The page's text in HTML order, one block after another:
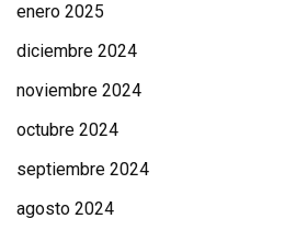
enero 2025
diciembre 2024
noviembre 2024
octubre 2024
septiembre 2024
agosto 2024